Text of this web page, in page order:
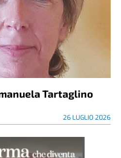
Tartaglino
26 LUGLIO 2026